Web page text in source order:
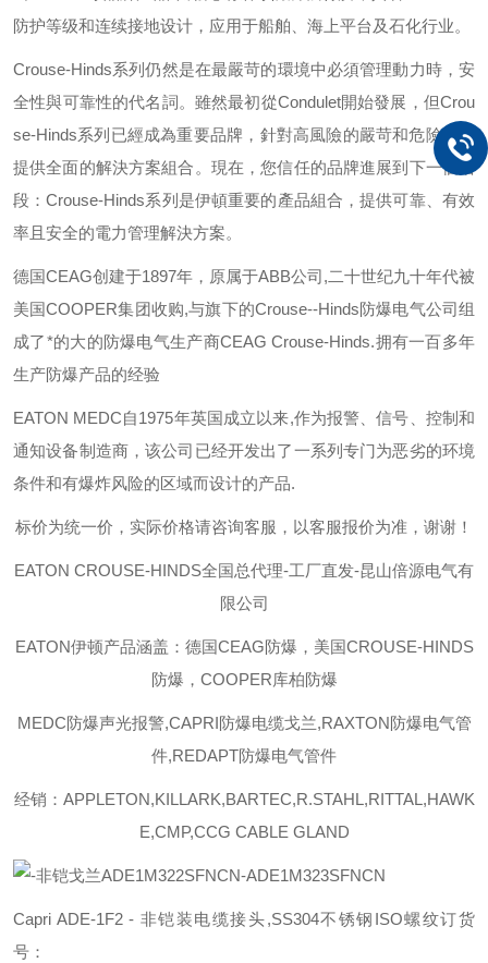
防护等级和连续接地设计，应用于船舶、海上平台及石化行业。
Crouse-Hinds系列仍然是在最嚴苛的環境中必須管理動力時，安
全性與可靠性的代名詞。雖然最初從Condulet開始發展，但Crou
se-Hinds系列已經成為重要品牌，針對高風險的嚴苛和危險環境
提供全面的解決方案組合。現在，您信任的品牌進展到下一個階
段：Crouse-Hinds系列是伊頓重要的產品組合，提供可靠、有效
率且安全的電力管理解決方案。
德国CEAG创建于1897年，原属于ABB公司,二十世纪九十年代被
美国COOPER集团收购,与旗下的Crouse--Hinds防爆电气公司组
成了*的大的防爆电气生产商CEAG Crouse-Hinds.拥有一百多年
生产防爆产品的经验
EATON MEDC自1975年英国成立以来,作为报警、信号、控制和
通知设备制造商，该公司已经开发出了一系列专门为恶劣的环境
条件和有爆炸风险的区域而设计的产品.
标价为统一价，实际价格请咨询客服，以客服报价为准，谢谢！
EATON CROUSE-HINDS全国总代理-工厂直发-昆山倍源电气有
限公司
EATON伊顿产品涵盖：德国CEAG防爆，美国CROUSE-HINDS
防爆，COOPER库柏防爆
MEDC防爆声光报警,CAPRI防爆电缆戈兰,RAXTON防爆电气管
件,REDAPT防爆电气管件
经销：APPLETON,KILLARK,BARTEC,R.STAHL,RITTAL,HAWK
E,CMP,CCG CABLE GLAND
Capri ADE-1F2 - 非铠装电缆接头,SS304不锈钢ISO螺纹订货
号：